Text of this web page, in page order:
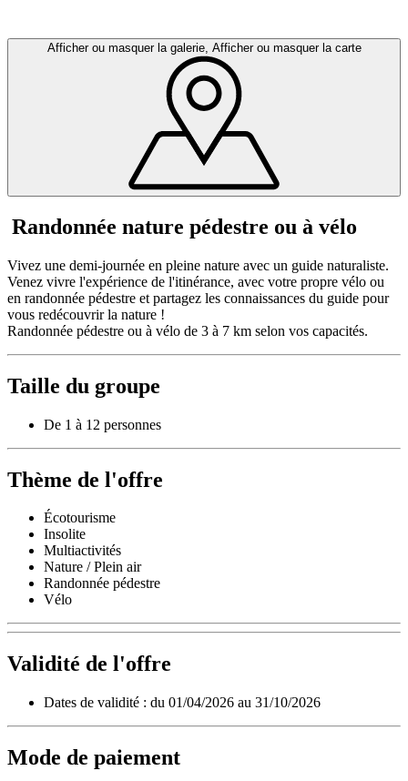
Afficher ou masquer la galerie, Afficher ou masquer la carte
Randonnée nature pédestre ou à vélo
Vivez une demi-journée en pleine nature avec un guide naturaliste.
Venez vivre l'expérience de l'itinérance, avec votre propre vélo ou
en randonnée pédestre et partagez les connaissances du guide pour
vous redécouvrir la nature !
Randonnée pédestre ou à vélo de 3 à 7 km selon vos capacités.
Taille du groupe
De 1 à 12 personnes
Thème de l'offre
Écotourisme
Insolite
Multiactivités
Nature / Plein air
Randonnée pédestre
Vélo
Validité de l'offre
Dates de validité : du 01/04/2026 au 31/10/2026
Mode de paiement